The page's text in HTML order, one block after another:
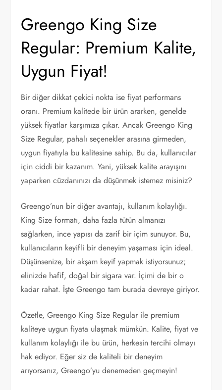
Greengo King Size
Regular: Premium Kalite,
Uygun Fiyat!
Bir diğer dikkat çekici nokta ise fiyat performans
oranı. Premium kalitede bir ürün ararken, genelde
yüksek fiyatlar karşımıza çıkar. Ancak Greengo King
Size Regular, pahalı seçenekler arasına girmeden,
uygun fiyatıyla bu kalitesine sahip. Bu da, kullanıcılar
için ciddi bir kazanım. Yani, yüksek kalite arayışını
yaparken cüzdanınızı da düşünmek istemez misiniz?
Greengo’nun bir diğer avantajı, kullanım kolaylığı.
King Size formatı, daha fazla tütün almanızı
sağlarken, ince yapısı da zarif bir içim sunuyor. Bu,
kullanıcıların keyifli bir deneyim yaşaması için ideal.
Düşünsenize, bir akşam keyif yapmak istiyorsunuz;
elinizde hafif, doğal bir sigara var. İçimi de bir o
kadar rahat. İşte Greengo tam burada devreye giriyor.
Özetle, Greengo King Size Regular ile premium
kaliteye uygun fiyata ulaşmak mümkün. Kalite, fiyat ve
kullanım kolaylığı ile bu ürün, herkesin tercihi olmayı
hak ediyor. Eğer siz de kaliteli bir deneyim
arıyorsanız, Greengo’yu denemeden geçmeyin!